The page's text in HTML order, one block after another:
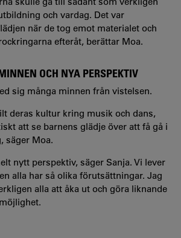
och vardag. Det var
när de tog emot materialet och
efteråt, berättar Moa.
OCH NYA PERSPEKTIV
sig många minnen från vistelsen.
deras kultur kring musik och dans,
att se barnens glädje över att få gå i
säger Moa.
nytt perspektiv, säger Sanja. Vi lever
alla har så olika förutsättningar. Jag
alla att åka ut och göra liknande